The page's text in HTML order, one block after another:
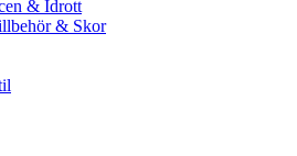
& Idrott
& Skor